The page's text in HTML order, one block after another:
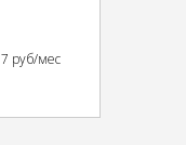
руб/мес